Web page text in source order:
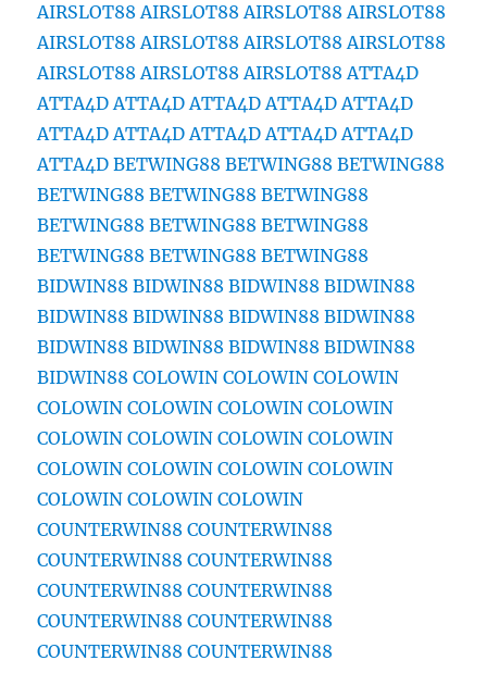
AIRSLOT88 AIRSLOT88 AIRSLOT88 AIRSLOT88
AIRSLOT88 AIRSLOT88 AIRSLOT88 AIRSLOT88
AIRSLOT88 AIRSLOT88 AIRSLOT88 ATTA4D
ATTA4D ATTA4D ATTA4D ATTA4D ATTA4D
ATTA4D ATTA4D ATTA4D ATTA4D ATTA4D
ATTA4D BETWING88 BETWING88 BETWING88
BETWING88 BETWING88 BETWING88
BETWING88 BETWING88 BETWING88
BETWING88 BETWING88 BETWING88
BIDWIN88 BIDWIN88 BIDWIN88 BIDWIN88
BIDWIN88 BIDWIN88 BIDWIN88 BIDWIN88
BIDWIN88 BIDWIN88 BIDWIN88 BIDWIN88
BIDWIN88 COLOWIN COLOWIN COLOWIN
COLOWIN COLOWIN COLOWIN COLOWIN
COLOWIN COLOWIN COLOWIN COLOWIN
COLOWIN COLOWIN COLOWIN COLOWIN
COLOWIN COLOWIN COLOWIN
COUNTERWIN88 COUNTERWIN88
COUNTERWIN88 COUNTERWIN88
COUNTERWIN88 COUNTERWIN88
COUNTERWIN88 COUNTERWIN88
COUNTERWIN88 COUNTERWIN88